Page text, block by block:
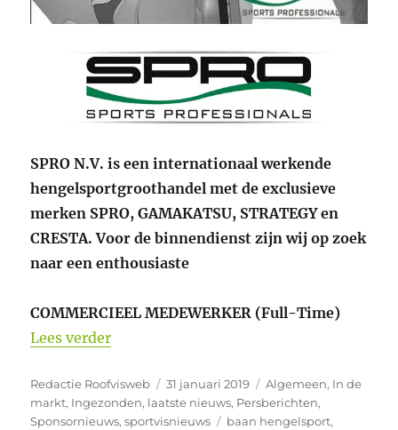
SPRO N.V. is een internationaal werkende
hengelsportgroothandel met de exclusieve
merken SPRO, GAMAKATSU, STRATEGY en
CRESTA. Voor de binnendienst zijn wij op zoek
naar een enthousiaste
COMMERCIEEL MEDEWERKER (Full-Time)
Lees verder“Een baan in de hengelsport? 2
Auteur
Redactie Roofvisweb
Geplaatst
op
31 januari 2019 Categorieën
Algemeen, In de
markt, Ingezonden, laatste nieuws, Persberichten,
Sponsornieuws,sportvisnieuws Tags
baan hengelsport,